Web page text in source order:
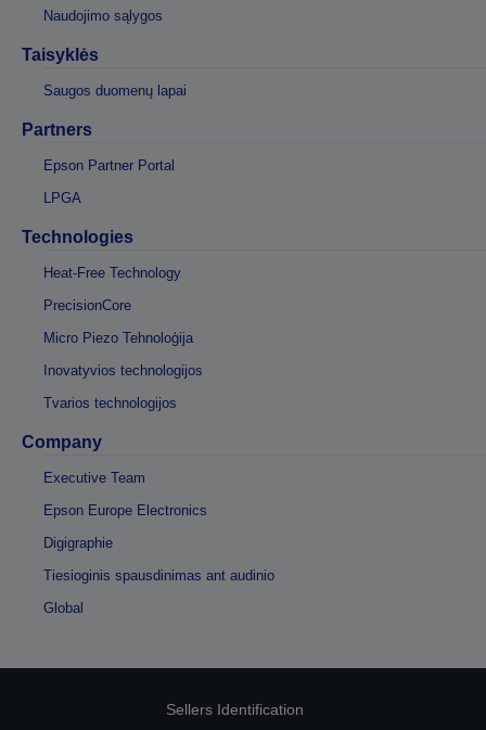
Naudojimo sąlygos
Taisyklės
Saugos duomenų lapai
Partners
Epson Partner Portal
LPGA
Technologies
Heat-Free Technology
PrecisionCore
Micro Piezo Tehnoloģija
Inovatyvios technologijos
Tvarios technologijos
Company
Executive Team
Epson Europe Electronics
Digigraphie
Tiesioginis spausdinimas ant audinio
Global
Sellers Identification